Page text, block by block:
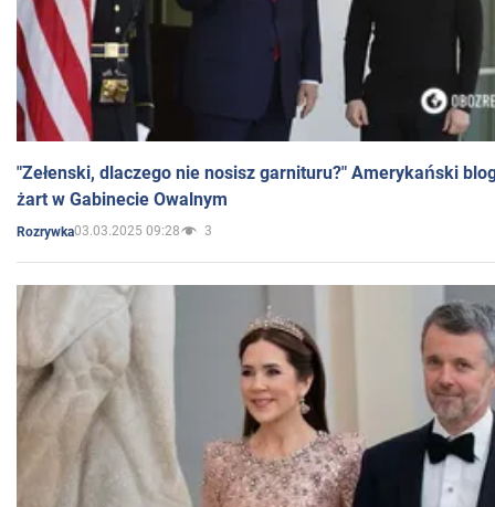
"Zełenski, dlaczego nie nosisz garnituru?" Amerykański
żart w Gabinecie Owalnym
Rozrywka03.03.2025 09:28 3